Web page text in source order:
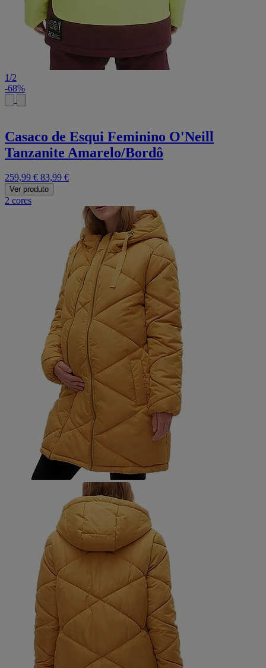
1/2
-68%
Casaco de Esqui Feminino O'Neill
Tanzanite Amarelo/Bordô
259,99 € 83,99 €
Ver produto
2 cores